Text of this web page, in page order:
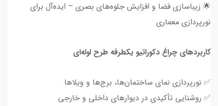
🌟 زیباسازی فضا و افزایش جلوه‌های بصری – ایده‌آل برای
نورپردازی معماری
کاربردهای چراغ دکوراتیو یکطرفه طرح لوله‌ای
✅ نورپردازی نمای ساختمان‌ها، برج‌ها و ویلاها
✅ روشنایی تأکیدی در دیوارهای داخلی و خارجی